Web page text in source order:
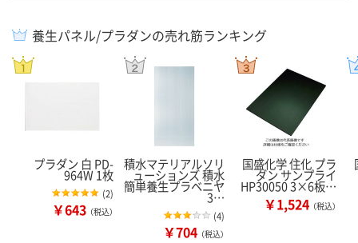
養生パネル/プラダンの売れ筋ランキング
プラダン 白 PD-
964W 1枚
(2)
￥643 （税込）
積水マテリアルソリ
ューションズ 積水
簡単養生プラベニヤ
3…
(4)
￥704 （税込）
国盛化学 住化 プラ
ダン サンプライ
HP30050 3×6板…
￥1,524 （税込）